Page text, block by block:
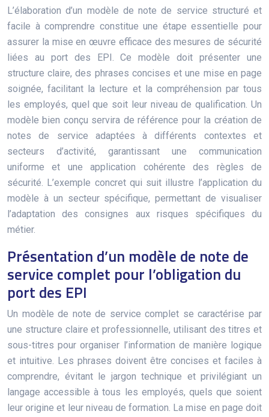
L’élaboration d’un modèle de note de service structuré et
facile à comprendre constitue une étape essentielle pour
assurer la mise en œuvre efficace des mesures de sécurité
liées au port des EPI. Ce modèle doit présenter une
structure claire, des phrases concises et une mise en page
soignée, facilitant la lecture et la compréhension par tous
les employés, quel que soit leur niveau de qualification. Un
modèle bien conçu servira de référence pour la création de
notes de service adaptées à différents contextes et
secteurs d’activité, garantissant une communication
uniforme et une application cohérente des règles de
sécurité. L’exemple concret qui suit illustre l’application du
modèle à un secteur spécifique, permettant de visualiser
l’adaptation des consignes aux risques spécifiques du
métier.
Présentation d’un modèle de note de
service complet pour l’obligation du
port des EPI
Un modèle de note de service complet se caractérise par
une structure claire et professionnelle, utilisant des titres et
sous-titres pour organiser l’information de manière logique
et intuitive. Les phrases doivent être concises et faciles à
comprendre, évitant le jargon technique et privilégiant un
langage accessible à tous les employés, quels que soient
leur origine et leur niveau de formation. La mise en page doit